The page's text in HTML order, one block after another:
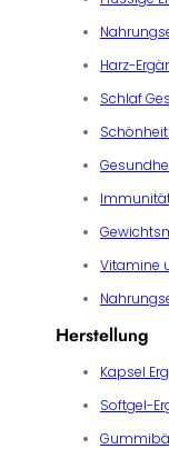
Harz-
Schlaf
Vitamine
Herstellung
Kapsel
Softgel-